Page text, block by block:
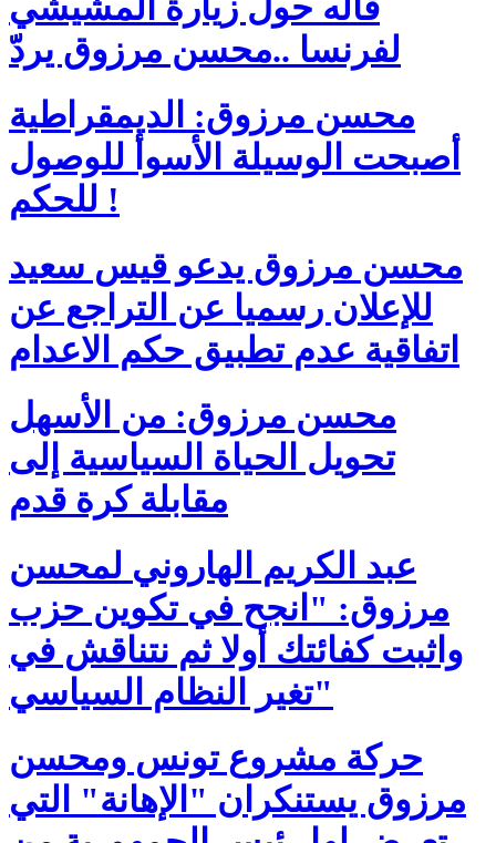
لفرنسا ..محسن مرزوق يردّ
محسن مرزوق: الديمقراطية
أصبحت الوسيلة الأسوأ للوصول
للحكم !
محسن مرزوق يدعو قيس سعيد
للإعلان رسميا عن التراجع عن
اتفاقية عدم تطبيق حكم الاعدام
محسن مرزوق: من الأسهل
تحويل الحياة السياسية إلى
مقابلة كرة قدم
عبد الكريم الهاروني لمحسن
مرزوق: "انجح في تكوين حزب
واثبت كفائتك أولا ثم نتناقش في
تغير النظام السياسي"
حركة مشروع تونس ومحسن
مرزوق يستنكران "الإهانة" التي